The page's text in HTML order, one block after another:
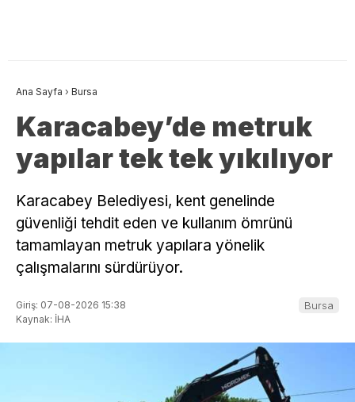
Ana Sayfa › Bursa
Karacabey’de metruk
yapılar tek tek yıkılıyor
Karacabey Belediyesi, kent genelinde
güvenliği tehdit eden ve kullanım ömrünü
tamamlayan metruk yapılara yönelik
çalışmalarını sürdürüyor.
Giriş: 07-08-2026 15:38
Kaynak: İHA
Bursa